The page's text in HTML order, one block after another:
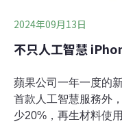
2024年09月13日
不只人工智慧
蘋果公司一年一度的
首款人工智慧服務外
少20%，再生材料使